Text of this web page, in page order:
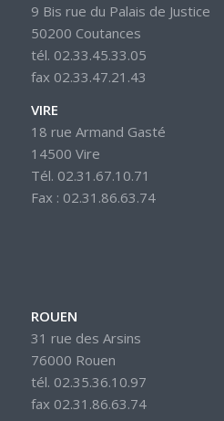
9 Bis rue du Palais de Justice
50200 Coutances
tél. 02.33.45.33.05
fax 02.33.47.21.43
VIRE
18 rue Armand Gasté
14500 Vire
Tél. 02.31.67.10.71
Fax : 02.31.86.63.74
ROUEN
31 rue des Arsins
76000 Rouen
tél. 02.35.36.10.97
fax 02.31.86.63.74